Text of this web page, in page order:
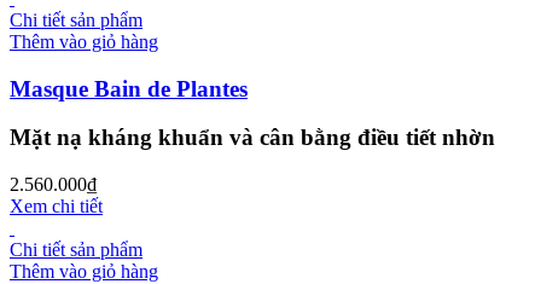
Chi tiết sản phẩm
Thêm vào giỏ hàng
Masque Bain de Plantes
Mặt nạ kháng khuẩn và cân bằng điều tiết nhờn
2.560.000₫
Xem chi tiết
Chi tiết sản phẩm
Thêm vào giỏ hàng